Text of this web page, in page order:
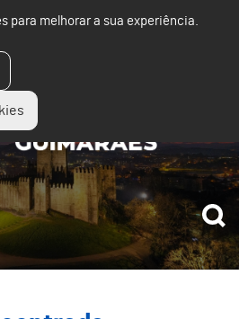
para melhorar a sua experiência.